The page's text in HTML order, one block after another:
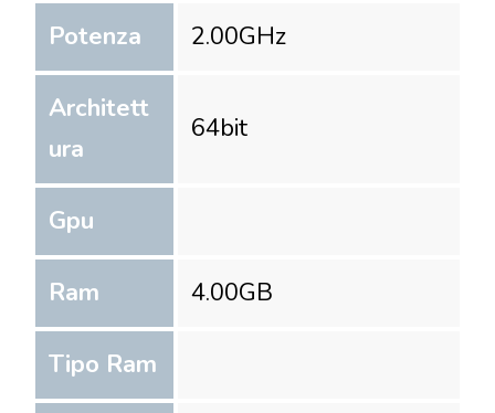
Potenza 2.00GHz
Architett
ura
64bit
Gpu
Ram 4.00GB
Tipo Ram